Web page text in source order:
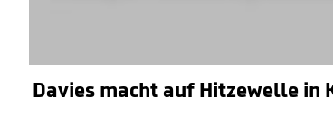
Davies macht auf Hitzewelle in